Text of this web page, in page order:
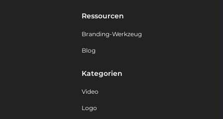
Ressourcen
Branding-Werkzeug
Blog
Kategorien
Video
Logo